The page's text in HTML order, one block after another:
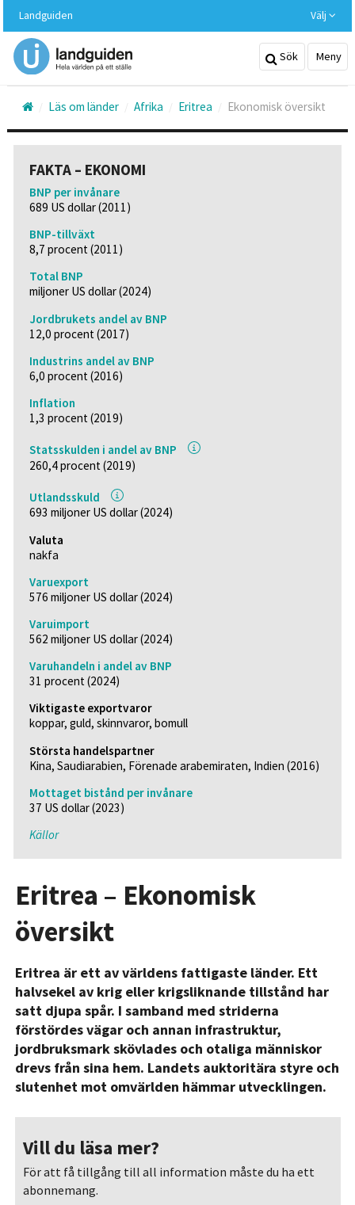
huvudinnehållet
Landguiden Välj
Sök Meny
Läs om länder Afrika Eritrea Ekonomisk översikt
FAKTA – EKONOMI
BNP per invånare
689 US dollar (2011)
BNP-tillväxt
8,7 procent (2011)
Total BNP
miljoner US dollar (2024)
Jordbrukets andel av BNP
12,0 procent (2017)
Industrins andel av BNP
6,0 procent (2016)
Inflation
1,3 procent (2019)
Statsskulden i andel av BNP
260,4 procent (2019)
Utlandsskuld
693 miljoner US dollar (2024)
Valuta
nakfa
Varuexport
576 miljoner US dollar (2024)
Varuimport
562 miljoner US dollar (2024)
Varuhandeln i andel av BNP
31 procent (2024)
Viktigaste exportvaror
koppar, guld, skinnvaror, bomull
Största handelspartner
Kina, Saudiarabien, Förenade arabemiraten, Indien (2016)
Mottaget bistånd per invånare
37 US dollar (2023)
Källor
Eritrea – Ekonomisk
översikt
Eritrea är ett av världens fattigaste länder. Ett
halvsekel av krig eller krigsliknande tillstånd har
satt djupa spår. I samband med striderna
förstördes vägar och annan infrastruktur,
jordbruksmark skövlades och otaliga människor
drevs från sina hem. Landets auktoritära styre och
slutenhet mot omvärlden hämmar utvecklingen.
Vill du läsa mer?
För att få tillgång till all information måste du ha ett
abonnemang.